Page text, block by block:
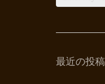
最近の投稿